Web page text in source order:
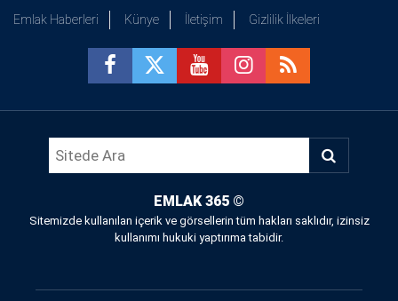
Emlak Haberleri Künye İletişim Gizlilik İlkeleri
EMLAK 365 ©
Sitemizde kullanılan içerik ve görsellerin tüm hakları saklıdır, izinsiz
kullanımı hukuki yaptırıma tabidir.